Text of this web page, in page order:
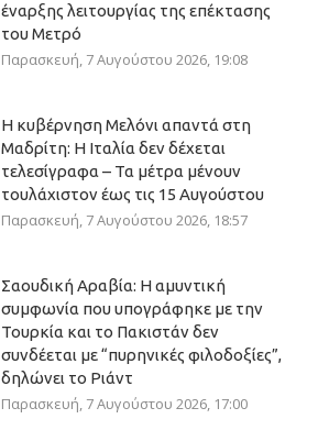
έναρξης λειτουργίας της επέκτασης
του Μετρό
Παρασκευή, 7 Αυγούστου 2026, 19:08
Η κυβέρνηση Μελόνι απαντά στη
Μαδρίτη: Η Ιταλία δεν δέχεται
τελεσίγραφα – Τα μέτρα μένουν
τουλάχιστον έως τις 15 Αυγούστου
Παρασκευή, 7 Αυγούστου 2026, 18:57
Σαουδική Αραβία: Η αμυντική
συμφωνία που υπογράφηκε με την
Τουρκία και το Πακιστάν δεν
συνδέεται με “πυρηνικές φιλοδοξίες”,
δηλώνει το Ριάντ
Παρασκευή, 7 Αυγούστου 2026, 17:00